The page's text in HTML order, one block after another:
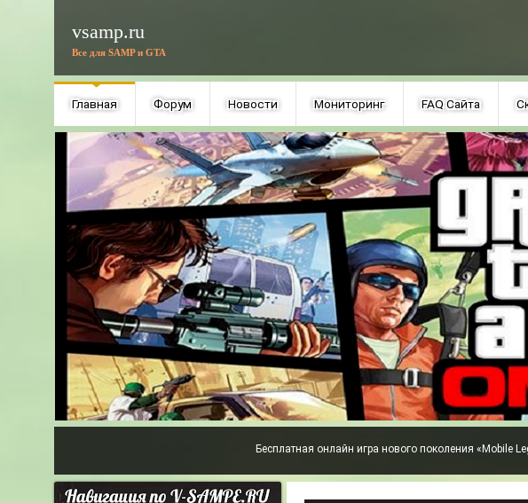
vsamp.ru
Все для SAMP и GTA
Главная Форум Новости Мониторинг FAQ Сайта
Бесплатная онлайн игра нового поколения «Mobile Legends» -«Mobile